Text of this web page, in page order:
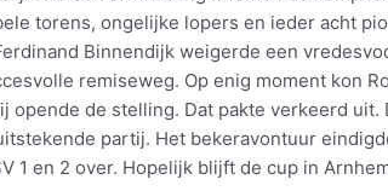
torens, ongelijke lopers en ieder acht
Binnendijk weigerde een
remiseweg. Op enig moment kon
opende de stelling. Dat pakte verkeerd uit.
partij. Het bekeravontuur
1 en 2 over. Hopelijk blijft de cup in